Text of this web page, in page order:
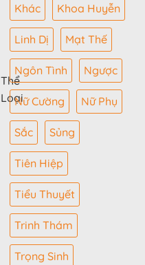
Thể
Loại
Khác Khoa Huyễn
Linh Dị Mạt Thế
Ngôn Tình Ngược
Nữ Cường Nữ Phụ
Sắc Sủng
Tiên Hiệp
Tiểu Thuyết
Trinh Thám
Trọng Sinh